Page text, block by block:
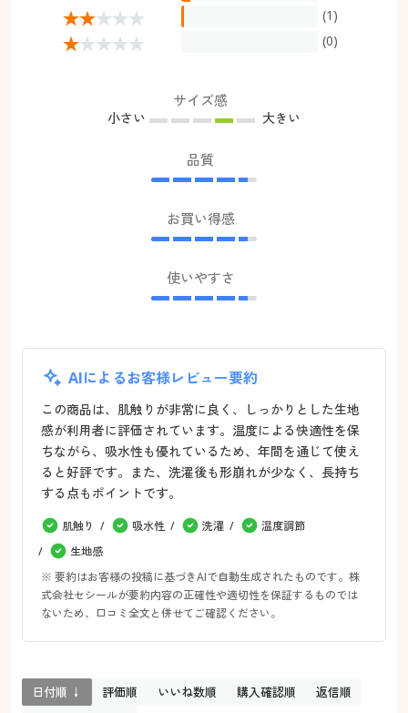
(1)
(0)
サイズ感
小さい 大きい
品質
お買い得感
使いやすさ
AIによるお客様レビュー要約
この商品は、肌触りが非常に良く、しっかりとした生地
感が利用者に評価されています。温度による快適性を保
ちながら、吸水性も優れているため、年間を通じて使え
ると好評です。また、洗濯後も形崩れが少なく、長持ち
する点もポイントです。
肌触り 吸水性 洗濯
温度調節
生地感
※ 要約はお客様の投稿に基づきAIで自動生成されたものです。株
式会社セシールが要約内容の正確性や適切性を保証するものでは
ないため、口コミ全文と併せてご確認ください。
日付順 ↓ 評価順 いいね数順 購入確認順
返信順